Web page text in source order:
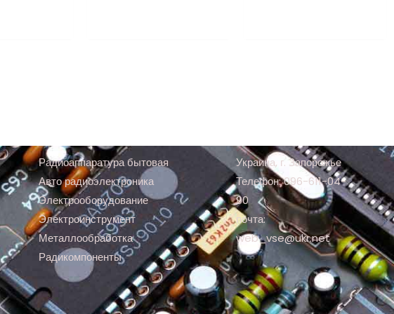
Радиоаппаратура бытовая
Авто радиоэлектроника
Электрооборудование
Электроинструмент
Металлообработка
Радикомпоненты
Украина, г. Запорожье
Телефон: 096-611-04-
90
почта:
web_vse@ukr.net